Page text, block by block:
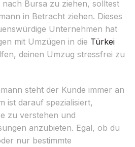
Bursa zu ziehen, solltest
in Betracht ziehen. Dieses
Unternehmen hat
mit Umzügen in die Türkei
deinen Umzug stressfrei zu
steht der Kunde immer an
ist darauf spezialisiert,
zu verstehen und
anzubieten. Egal, ob du
nur bestimmte